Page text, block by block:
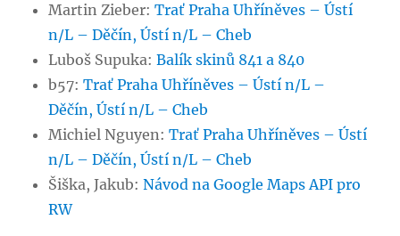
Martin Zieber:Trať Praha Uhříněves – Ústí
n/L – Děčín, Ústí n/L – Cheb
Luboš Supuka:Balík skinů 841 a 840
b57:Trať Praha Uhříněves – Ústí n/L –
Děčín, Ústí n/L – Cheb
Michiel Nguyen:Trať Praha Uhříněves – Ústí
n/L – Děčín, Ústí n/L – Cheb
Šiška, Jakub:Návod na Google Maps API pro
RW